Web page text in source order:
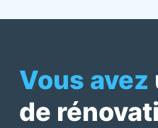
Vous avez
de